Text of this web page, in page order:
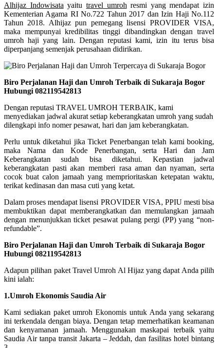
Alhijaz Indowisata yaitu travel umroh resmi yang mendapat izin
Kementerian Agama RI No.722 Tahun 2017 dan Izin Haji No.112
Tahun 2018. Alhijaz pun pemegang lisensi PROVIDER VISA,
maka mempunyai kredibilitas tinggi dibandingkan dengan travel
umroh haji yang lain. Dengan reputasi kami, izin itu terus bisa
diperpanjang semenjak perusahaan didirikan.
Biro Perjalanan Haji dan Umroh Terbaik di Sukaraja Bogor
Hubungi 082119542813
Dengan reputasi TRAVEL UMROH TERBAIK, kami
menyediakan jadwal akurat setiap keberangkatan umroh yang sudah
dilengkapi info nomer pesawat, hari dan jam keberangkatan.
Perlu untuk diketahui jika Ticket Penerbangan telah kami booking,
maka Nama dan Kode Penerbangan, serta Hari dan Jam
Keberangkatan sudah bisa diketahui. Kepastian jadwal
keberangkatan pasti akan memberi rasa aman dan nyaman, serta
cocok buat calon jamaah yang memprioritaskan ketepatan waktu,
terikat kedinasan dan masa cuti yang ketat.
Dalam proses mendapat lisensi PROVIDER VISA, PPIU mesti bisa
membuktikan dapat memberangkatkan dan memulangkan jamaah
dengan menunjukkan ticket pesawat pulang pergi (PP) yang “non-
refundable”.
Biro Perjalanan Haji dan Umroh Terbaik di Sukaraja Bogor
Hubungi 082119542813
Adapun pilihan paket Travel Umroh Al Hijaz yang dapat Anda pilih
kini ialah:
1.Umroh Ekonomis Saudia Air
Kami sediakan paket umroh Ekonomis untuk Anda yang sekarang
ini terkendala dengan biaya. Dengan tetap memerhatikan keamanan
dan kenyamanan jamaah. Menggunakan maskapai terbaik yaitu
Saudia Air tanpa transit Jakarta – Jeddah, dan fasilitas hotel bintang